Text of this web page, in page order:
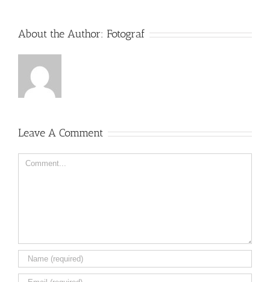
About the Author: Fotograf
Leave A Comment
Comment